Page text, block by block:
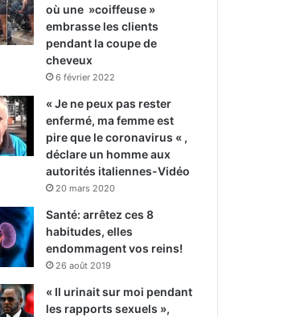
où une »coiffeuse »
embrasse les clients
pendant la coupe de
cheveux
6 février 2022
« Je ne peux pas rester
enfermé, ma femme est
pire que le coronavirus « ,
déclare un homme aux
autorités italiennes-Vidéo
20 mars 2020
Santé: arrêtez ces 8
habitudes, elles
endommagent vos reins!
26 août 2019
« Il urinait sur moi pendant
les rapports sexuels »,